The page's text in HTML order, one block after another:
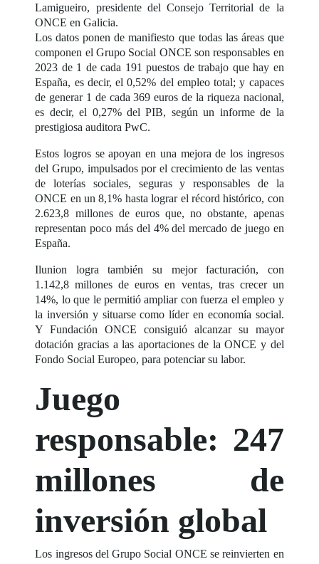
Lamigueiro, presidente del Consejo Territorial de la
ONCE en Galicia.
Los datos ponen de manifiesto que todas las áreas que
componen el Grupo Social ONCE son responsables en
2023 de 1 de cada 191 puestos de trabajo que hay en
España, es decir, el 0,52% del empleo total; y capaces
de generar 1 de cada 369 euros de la riqueza nacional,
es decir, el 0,27% del PIB, según un informe de la
prestigiosa auditora PwC.
Estos logros se apoyan en una mejora de los ingresos
del Grupo, impulsados por el crecimiento de las ventas
de loterías sociales, seguras y responsables de la
ONCE en un 8,1% hasta lograr el récord histórico, con
2.623,8 millones de euros que, no obstante, apenas
representan poco más del 4% del mercado de juego en
España.
Ilunion logra también su mejor facturación, con
1.142,8 millones de euros en ventas, tras crecer un
14%, lo que le permitió ampliar con fuerza el empleo y
la inversión y situarse como líder en economía social.
Y Fundación ONCE consiguió alcanzar su mayor
dotación gracias a las aportaciones de la ONCE y del
Fondo Social Europeo, para potenciar su labor.
Juego
responsable: 247
millones de
inversión global
Los ingresos del Grupo Social ONCE se reinvierten en